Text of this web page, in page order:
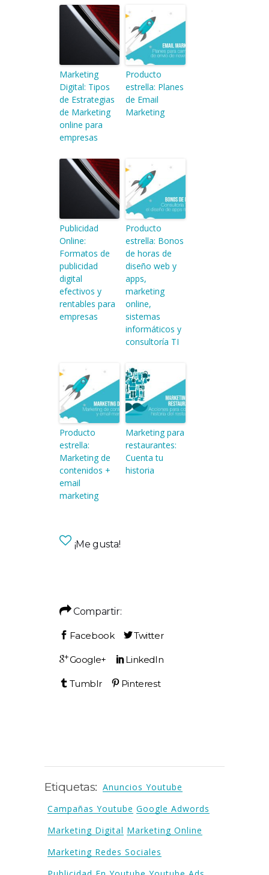
Marketing
Digital: Tipos
de Estrategias
de Marketing
online para
empresas
Producto
estrella: Planes
de Email
Marketing
Publicidad
Online:
Formatos de
publicidad
digital
efectivos y
rentables para
empresas
Producto
estrella: Bonos
de horas de
diseño web y
apps,
marketing
online,
sistemas
informáticos y
consultoría TI
Producto
estrella:
Marketing de
contenidos +
email
marketing
Marketing para
restaurantes:
Cuenta tu
historia
¡Me gusta!
Compartir:
Etiquetas: Anuncios Youtube
Campañas Youtube Google Adwords
Marketing Digital Marketing Online
Marketing Redes Sociales